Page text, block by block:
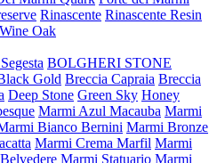
Rinascente Rinascente Resin
Wine Oak
BOLGHERI STONE
Gold Breccia Capraia Breccia
Deep Stone Green Sky Honey
Marmi Azul Macauba Marmi
Bianco Bernini Marmi Bronze
Marmi Crema Marfil Marmi
Marmi Statuario Marmi